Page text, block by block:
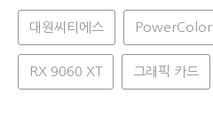
대원씨티에스 PowerColor
RX 9060 XT 그래픽 카드